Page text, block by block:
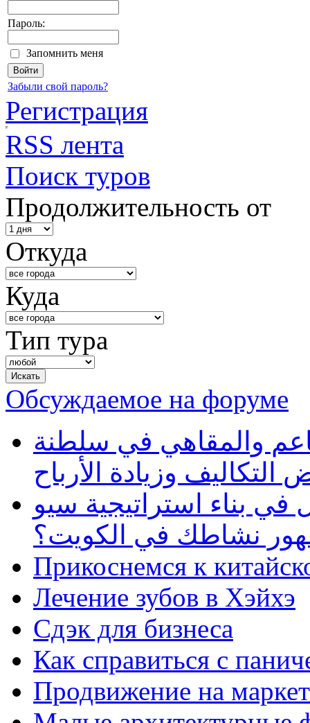
Пароль:
Запомнить меня
Забыли свой пароль?
Регистрация
RSS лента
Поиск туров
Продолжительность от
Откуда
Куда
Тип тура
Обсуждаемое на форуме
والمقاهي في سلطنة
وزيادة الأرباح
بناء استراتيجية سيو
نشاطك في الكويت؟
Прикоснемся к
Лечение зубов в Хэйхэ
Сдэк для бизнеса
Как справиться с
Продвижение на